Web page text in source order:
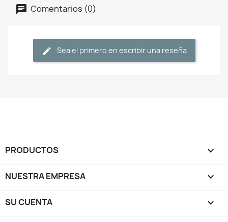
Comentarios (0)
Sea el primero en escribir una reseña
PRODUCTOS 
NUESTRA EMPRESA 
SU CUENTA 